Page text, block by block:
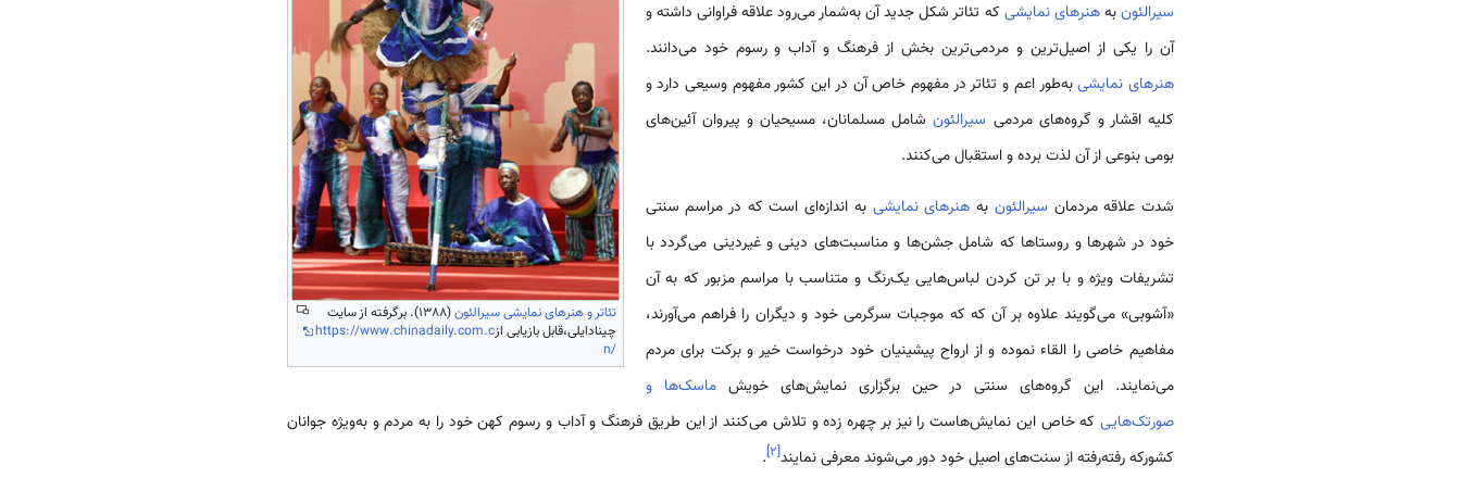
تئاتر و هنرهای نمایشی سیرالئون
(1388). برگرفته از سایت
چینادایلی،قابل بازیابی ازhttps://www.chinadaily.com.c
n/
سیرالئونبههنرهای نمایشی که تئاتر شکل جدید آن به‌شمار می‌رود علاقه فراوانی داشته و
آن را یکی از اصیل‌ترین و مردمی‌ترین بخش از فرهنگ و آداب و رسوم خود می‌دانند.
هنرهای نمایشیبه‌طور اعم و تئاتر در مفهوم خاص آن در این کشور مفهوم وسیعی دارد و
کلیه اقشار و گروه‌های مردمی سیرالئونشامل مسلمانان، مسیحیان و پیروان آئین‌های
بومی بنوعی از آن لذت برده و استقبال می‌کنند.
شدت علاقه مردمان سیرالئون به هنرهای نمایشی به اندازه‌ای است که در مراسم سنتی
خود در شهرها و روستاها که شامل جشن‌ها و مناسبت‌های دینی و غیردینی می‌گردد با
تشریفات ویژه و با بر تن کردن لباس‌هایی یک‌رنگ و متناسب با مراسم مزبور که به آن
«آشوبی» می‌گویند علاوه بر آن که که موجبات سرگرمی خود و دیگران را فراهم می‌آورند،
مفاهیم خاصی را القاء نموده و از ارواح پیشینیان خود درخواست خیر و برکت برای مردم
می‌نمایند. این گروه‌های سنتی در حین برگزاری نمایش‌های خویشماسک‌ها و
صورتک‌هایی که خاص این نمایش‌هاست را نیز بر چهره زده و تلاش می‌کنند از این طریق فرهنگ و آداب و رسوم کهن خود را به مردم و به‌ویژه جوانان
کشورکه رفته‌رفته از سنت‌های اصیل خود دور می‌شوند معرفی نمایند[۲]
.